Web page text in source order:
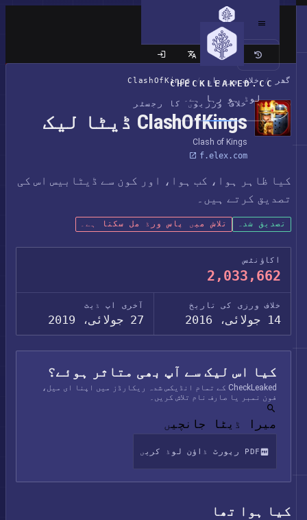
CHECKLEAKED.CC
لوڈ ہو رہا ہے۔
کلاسک سائٹ
گھر / خلاف ورزیاں /
ClashOfKings
خلاف ورزیوں کا رجسٹر
ClashOfKings ڈیٹا لیک
Clash of Kings
f.elex.com
کیا ظاہر ہوا، کب ہوا، اور کون سے ڈیٹابیس اس کی
تصدیق کرتے ہیں۔
تصدیق شدہ تلاش میں پاس ورڈ مل سکتا ہے۔
اکاؤنٹس
2,033,662
خلاف ورزی کی تاریخ
14 جولائی، 2016
آخری اپ ڈیٹ
27 جولائی، 2019
کیا اس لیک سے آپ بھی متاثر ہوئے؟
CheckLeaked کے تمام انڈیکس شدہ ریکارڈز میں اپنا ای میل،
فون نمبر یا صارف نام تلاش کریں۔
میرا ڈیٹا جانچیں
PDF رپورٹ ڈاؤن لوڈ کریں
کیا ہوا تھا